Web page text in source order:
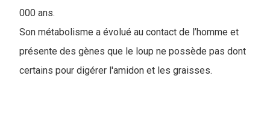
000 ans.
Son métabolisme a évolué au contact de l’homme et
présente des gènes que le loup ne possède pas dont
certains pour digérer l'amidon et les graisses.